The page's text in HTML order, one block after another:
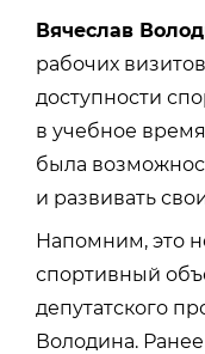
Вячеслав
рабочих
доступности
в учебное
была
и развивать
Напомним, это
спортивный
депутатского
Володина.